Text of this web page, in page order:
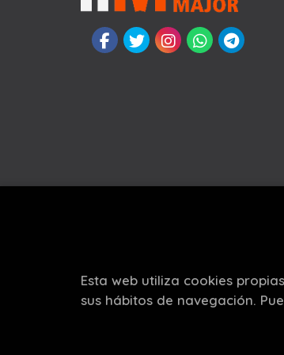
Esta web utiliza cookies
sus hábitos de navegación.